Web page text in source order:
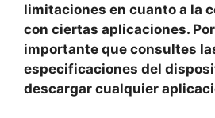
limitaciones en cuanto a la
con ciertas aplicaciones.
importante que consultes
especificaciones del
descargar cualquier